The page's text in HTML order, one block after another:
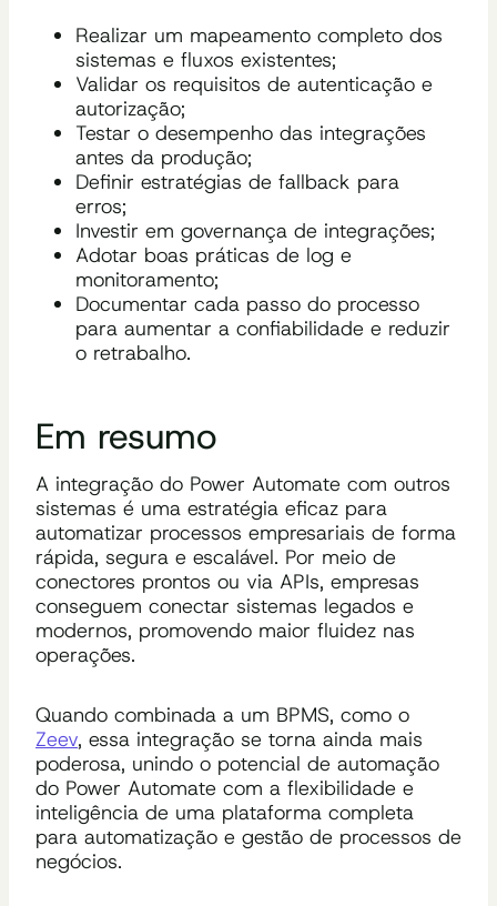
Realizar um mapeamento completo dos
sistemas e fluxos existentes;
Validar os requisitos de autenticação e
autorização;
Testar o desempenho das integrações
antes da produção;
Definir estratégias de fallback para
erros;
Investir em governança de integrações;
Adotar boas práticas de log e
monitoramento;
Documentar cada passo do processo
para aumentar a confiabilidade e reduzir
o retrabalho.
Em resumo
A integração do Power Automate com outros
sistemas é uma estratégia eficaz para
automatizar processos empresariais de forma
rápida, segura e escalável. Por meio de
conectores prontos ou via APIs, empresas
conseguem conectar sistemas legados e
modernos, promovendo maior fluidez nas
operações.
Quando combinada a um BPMS, como o
Zeev, essa integração se torna ainda mais
poderosa, unindo o potencial de automação
do Power Automate com a flexibilidade e
inteligência de uma plataforma completa
para automatização e gestão de processos de
negócios.